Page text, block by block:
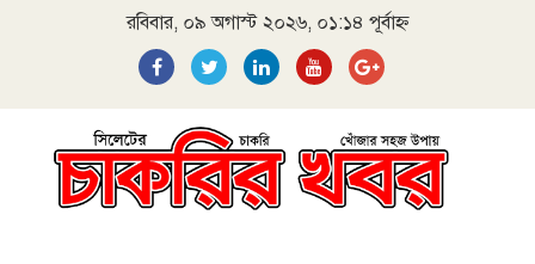
রবিবার, ০৯ অগাস্ট ২০২৬, ০১:১৪ পূর্বাহ্ন